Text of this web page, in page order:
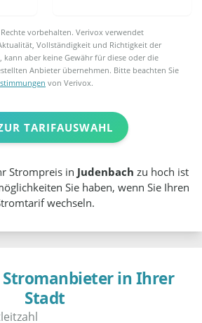
vorbehalten. Verivox verwendet
Vollständigkeit und Richtigkeit der
aber keine Gewähr für diese oder die
Anbieter übernehmen. Bitte beachten Sie
von Verivox.
TARIFAUSWAHL
Strompreis in Judenbach zu hoch ist
Sie haben, wenn Sie Ihren
wechseln.
Stromanbieter in Ihrer
Stadt